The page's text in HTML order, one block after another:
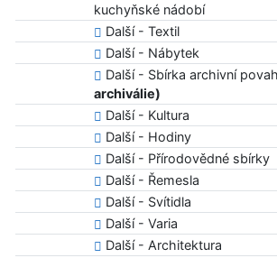
kuchyňské nádobí
Další - Textil
Další - Nábytek
Další - Sbírka archivní
archiválie)
Další - Kultura
Další - Hodiny
Další - Přírodovědné sbírky
Další - Řemesla
Další - Svítidla
Další - Varia
Další - Architektura